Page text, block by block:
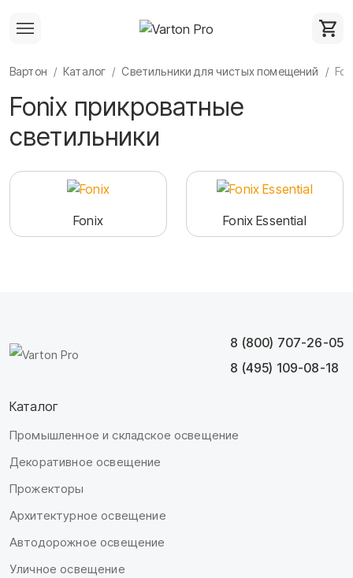
Вартон Каталог Светильники для чистых помещений
Fonix прикроватные
светильники
Fonix Fonix Essential
8 (800) 707-26-05
8 (495) 109-08-18
Каталог
Промышленное и складское освещение
Декоративное освещение
Прожекторы
Архитектурное освещение
Автодорожное освещение
Уличное освещение